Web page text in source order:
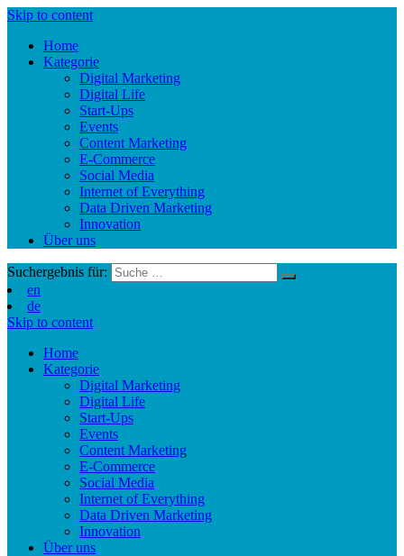
Skip to content
Home
Kategorie
Digital Marketing
Digital Life
Start-Ups
Events
Content Marketing
E-Commerce
Social Media
Internet of Everything
Data Driven Marketing
Innovation
Über uns
Suchergebnis für:
en
de
Skip to content
Home
Kategorie
Digital Marketing
Digital Life
Start-Ups
Events
Content Marketing
E-Commerce
Social Media
Internet of Everything
Data Driven Marketing
Innovation
Über uns